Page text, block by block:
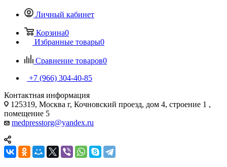
Личный кабинет
Корзина0
Избранные товары0
Сравнение товаров0
+7 (966) 304-40-85
Контактная информация
125319, Москва г, Кочновский проезд, дом 4, строение 1 ,
помещение 5
medpresstorg@yandex.ru